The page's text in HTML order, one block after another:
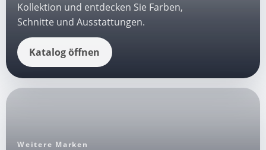
Kollektion und entdecken Sie Farben,
Schnitte und Ausstattungen.
Katalog öffnen
Weitere Marken